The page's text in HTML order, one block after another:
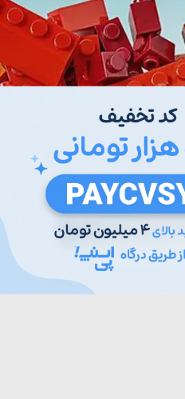
به همراه صفحه لگو و با توجه به
و طول ها مختلف است. که